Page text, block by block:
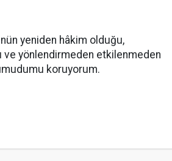
yeniden hâkim olduğu,
ve yönlendirmeden etkilenmeden
koruyorum.